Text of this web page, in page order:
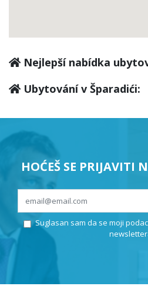
Nejlepší nabídka
Ubytování v Šparadići:
HOĆEŠ SE PRIJAVITI
Suglasan sam da se moji